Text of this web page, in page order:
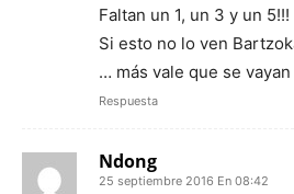
Faltan un 1, un 3 y un 5!!!
Si esto no lo ven
… más vale que se
Respuesta
Ndong
25 septiembre 2016 En 08:42